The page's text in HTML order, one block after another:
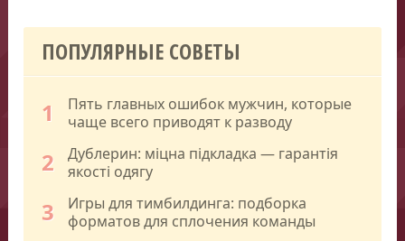
ПОПУЛЯРНЫЕ СОВЕТЫ
1
Пять главных ошибок мужчин, которые
чаще всего приводят к разводу
2
Дублерин: міцна підкладка — гарантія
якості одягу
3
Игры для тимбилдинга: подборка
форматов для сплочения команды